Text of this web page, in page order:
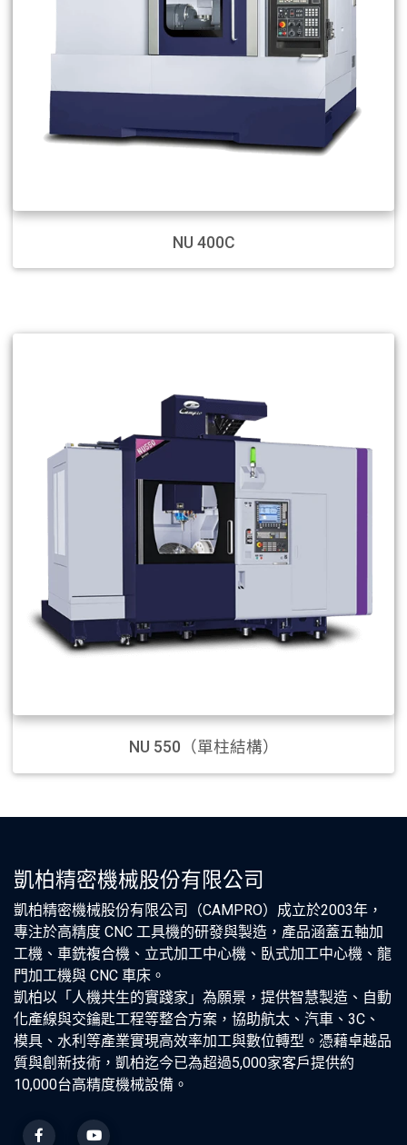
NU 400C
NU 550（單柱結構）
凱柏精密機械股份有限公司
凱柏精密機械股份有限公司（CAMPRO）成立於2003年，
專注於高精度 CNC 工具機的研發與製造，產品涵蓋五軸加
工機、車銑複合機、立式加工中心機、臥式加工中心機、龍
門加工機與 CNC 車床。
凱柏以「人機共生的實踐家」為願景，提供智慧製造、自動
化產線與交鑰匙工程等整合方案，協助航太、汽車、3C、
模具、水利等產業實現高效率加工與數位轉型。憑藉卓越品
質與創新技術，凱柏迄今已為超過5,000家客戶提供約
10,000台高精度機械設備。